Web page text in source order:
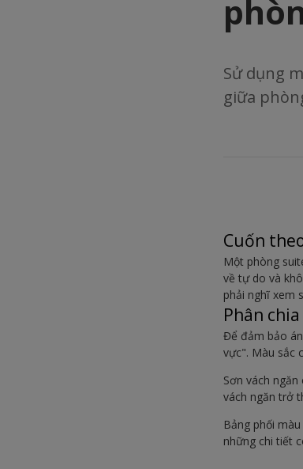
Sử dụng
giữa
Cuốn
Một phòng
về tự do và
phải nghĩ xem
Phân
Để đảm bảo
vực". Màu sắc
Sơn vách
vách ngăn trở
Bảng phối
những chi tiết